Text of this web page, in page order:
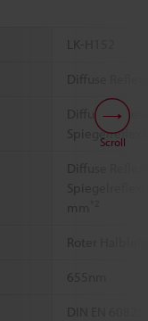
Diffuse
Diffuse
Diffuse
mm
Roter
655nm
DIN EN
Scroll